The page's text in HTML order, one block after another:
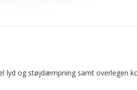
lyd og støjdæmpning samt overlegen